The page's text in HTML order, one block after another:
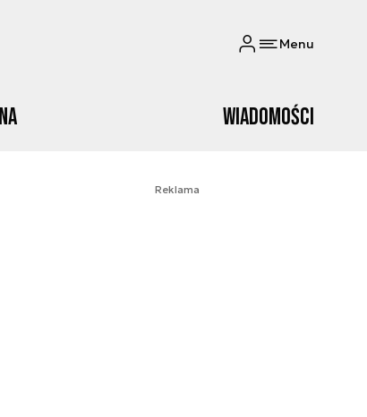
Menu
Wiadomości
Reklama